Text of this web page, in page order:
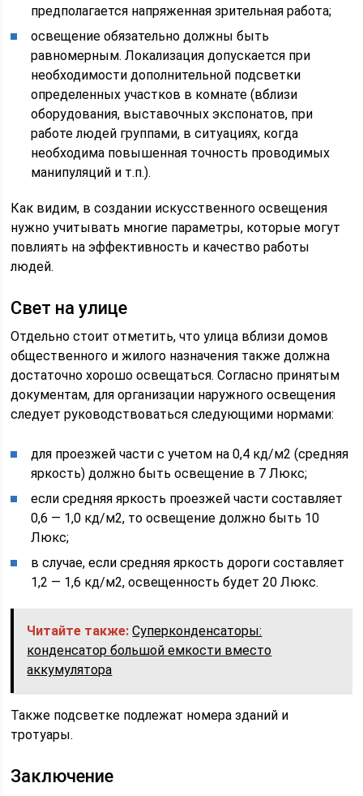
предполагается напряженная зрительная работа;
освещение обязательно должны быть
равномерным. Локализация допускается при
необходимости дополнительной подсветки
определенных участков в комнате (вблизи
оборудования, выставочных экспонатов, при
работе людей группами, в ситуациях, когда
необходима повышенная точность проводимых
манипуляций и т.п.).
Как видим, в создании искусственного освещения
нужно учитывать многие параметры, которые могут
повлиять на эффективность и качество работы
людей.
Свет на улице
Отдельно стоит отметить, что улица вблизи домов
общественного и жилого назначения также должна
достаточно хорошо освещаться. Согласно принятым
документам, для организации наружного освещения
следует руководствоваться следующими нормами:
для проезжей части с учетом на 0,4 кд/м2 (средняя
яркость) должно быть освещение в 7 Люкс;
если средняя яркость проезжей части составляет
0,6 — 1,0 кд/м2, то освещение должно быть 10
Люкс;
в случае, если средняя яркость дороги составляет
1,2 — 1,6 кд/м2, освещенность будет 20 Люкс.
Читайте также: Суперконденсаторы:
конденсатор большой емкости вместо
аккумулятора
Также подсветке подлежат номера зданий и
тротуары.
Заключение